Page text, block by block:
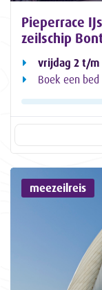
Pieperrace
zeilschip
vrijdag 2 t/m
Boek een
meezeilreis